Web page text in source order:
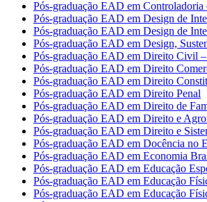
Pós-graduação EAD em Controladoria
Pós-graduação EAD em Design de
Pós-graduação EAD em Design de
Pós-graduação EAD em Design,
Pós-graduação EAD em Direito Civil
Pós-graduação EAD em Direito
Pós-graduação EAD em Direito
Pós-graduação EAD em Direito Penal
Pós-graduação EAD em Direito de
Pós-graduação EAD em Direito e
Pós-graduação EAD em Direito e
Pós-graduação EAD em Docência no
Pós-graduação EAD em Economia
Pós-graduação EAD em Educação
Pós-graduação EAD em Educação
Pós-graduação EAD em Educação